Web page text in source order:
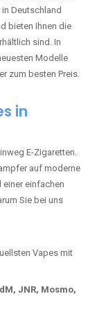
Deutschland
bieten Ihnen die
sind. In
Modelle
zum besten Preis.
in
E-Zigaretten.
auf moderne
einer einfachen
Sie bei uns
Vapes mit
JNR, Mosmo,